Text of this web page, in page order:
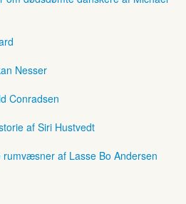
Nesser
Conradsen
af Siri Hustvedt
rumvæsner af Lasse Bo Andersen